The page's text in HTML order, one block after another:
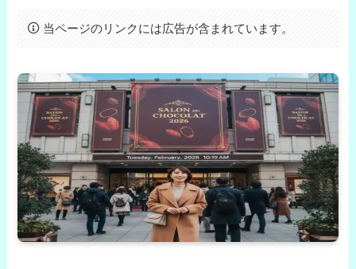
当ページのリンクには広告が含まれています。